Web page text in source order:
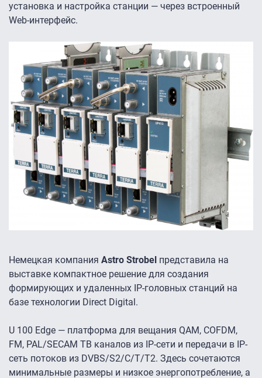
установка и настройка станции — через встроенный
Web-интерфейс.
Немецкая компания Astro Strobel представила на
выставке компактное решение для создания
формирующих и удаленных IP-головных станций на
базе технологии Direct Digital.
U 100 Edge — платформа для вещания QAM, COFDM,
FM, PAL/SECAM ТВ каналов из IP-сети и передачи в IP-
сеть потоков из DVBS/S2/C/T/T2. Здесь сочетаются
минимальные размеры и низкое энергопотребление, а